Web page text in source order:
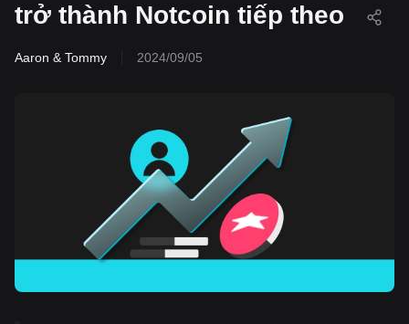
gười
dùng
trở thành Notcoin tiếp theo
Aaron & Tommy 2024/09/05